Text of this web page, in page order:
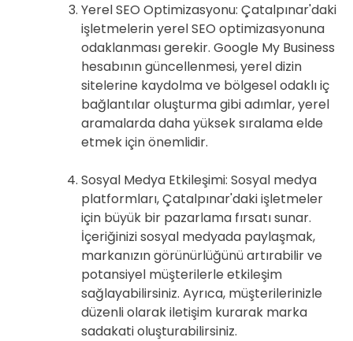
Yerel SEO Optimizasyonu: Çatalpınar'daki
işletmelerin yerel SEO optimizasyonuna
odaklanması gerekir. Google My Business
hesabının güncellenmesi, yerel dizin
sitelerine kaydolma ve bölgesel odaklı iç
bağlantılar oluşturma gibi adımlar, yerel
aramalarda daha yüksek sıralama elde
etmek için önemlidir.
Sosyal Medya Etkileşimi: Sosyal medya
platformları, Çatalpınar'daki işletmeler
için büyük bir pazarlama fırsatı sunar.
İçeriğinizi sosyal medyada paylaşmak,
markanızın görünürlüğünü artırabilir ve
potansiyel müşterilerle etkileşim
sağlayabilirsiniz. Ayrıca, müşterilerinizle
düzenli olarak iletişim kurarak marka
sadakati oluşturabilirsiniz.